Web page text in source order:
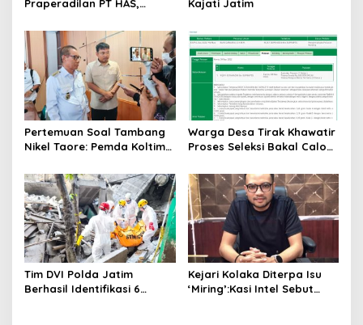
Praperadilan PT HAS,
Kawasan Perhutanan Sosial
Bojonegoro Ditegaskan
Melawan Hukum
Kajati Jatim
Pertemuan Soal Tambang
Nikel Taore: Pemda Koltim
Toshida Hanya Datang
Bawa Diri bukan Data
Warga Desa Tirak Khawatir
Proses Seleksi Bakal Calon
Netral dan Penuh
Kecurangan
Tim DVI Polda Jatim
Berhasil Identifikasi 6
Kejari Kolaka Diterpa Isu
‘Miring’:Kasi Intel Sebut